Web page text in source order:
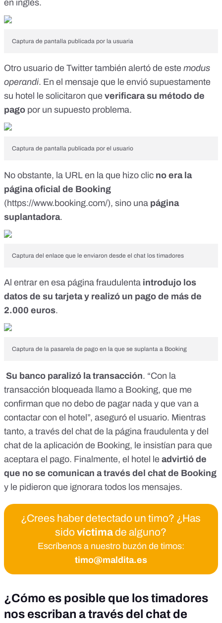
en inglés.
Captura de pantalla publicada por la usuaria
Otro usuario de Twitter también alertó de este modus
operandi. En el mensaje que le envió supuestamente
su hotel le solicitaron que verificara su método de
pago por un supuesto problema.
Captura de pantalla publicada por el usuario
No obstante, la URL en la que hizo clic no era la
página oficial de Booking
(https://www.booking.com/), sino una página
suplantadora.
Captura del enlace que le enviaron desde el chat los timadores
Al entrar en esa página fraudulenta introdujo los
datos de su tarjeta y realizó un pago de más de
2.000 euros.
Captura de la pasarela de pago en la que se suplanta a Booking
Su banco paralizó la transacción. “Con la
transacción bloqueada llamo a Booking, que me
confirman que no debo de pagar nada y que van a
contactar con el hotel”, aseguró el usuario. Mientras
tanto, a través del chat de la página fraudulenta y del
chat de la aplicación de Booking, le insistían para que
aceptara el pago. Finalmente, el hotel le advirtió de
que no se comunican a través del chat de Booking
y le pidieron que ignorara todos los mensajes.
¿Crees haber detectado un timo? ¿Has
sidovíctimade alguno?
Escríbenos a nuestro buzón de timos:
timo@maldita.es
¿Cómo es posible que los timadores
nos escriban a través del chat de